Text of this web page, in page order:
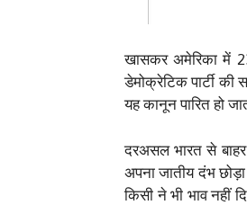
खासकर अमेरिका में
डेमोक्रेटिक पार्टी
यह कानून पारित हो
दरअसल भारत से
अपना जातीय दंभ
किसी ने भी भाव नहीं